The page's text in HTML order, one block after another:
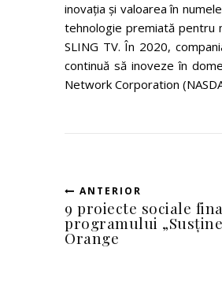
inovația și valoarea în
tehnologie premiată pentru
SLING TV. În 2020,
continuă să inoveze în
Network Corporation
ANTERIOR
9 proiecte sociale
programului
Orange